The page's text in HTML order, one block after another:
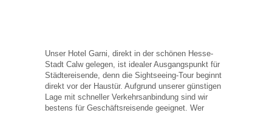
Unser Hotel Garni, direkt in der schönen Hesse-
Stadt Calw gelegen, ist idealer Ausgangspunkt für
Städtereisende, denn die Sightseeing-Tour beginnt
direkt vor der Haustür. Aufgrund unserer günstigen
Lage mit schneller Verkehrsanbindung sind wir
bestens für Geschäftsreisende geeignet. Wer